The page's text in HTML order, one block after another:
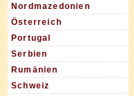
Nordmazedonien
Österreich
Portugal
Serbien
Rumänien
Schweiz